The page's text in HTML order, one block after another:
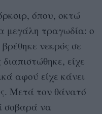
όπου, οκτώ
μεγάλη τραγωδία: ο
βρέθηκε νεκρός σε
είχε
αφού είχε κάνει
Μετά τον θάνατό
σοβαρά να